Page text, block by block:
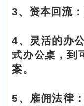
3、资本回流
4、灵活的办
式办公桌，到
案。
5、雇佣法律